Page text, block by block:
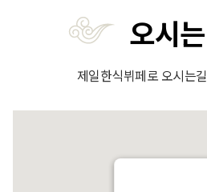
오시
제일한식뷔페로 오시는